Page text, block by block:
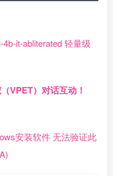
4b-it-abliterated 轻量级
VPET）对话互动！
安装软件 无法验证此